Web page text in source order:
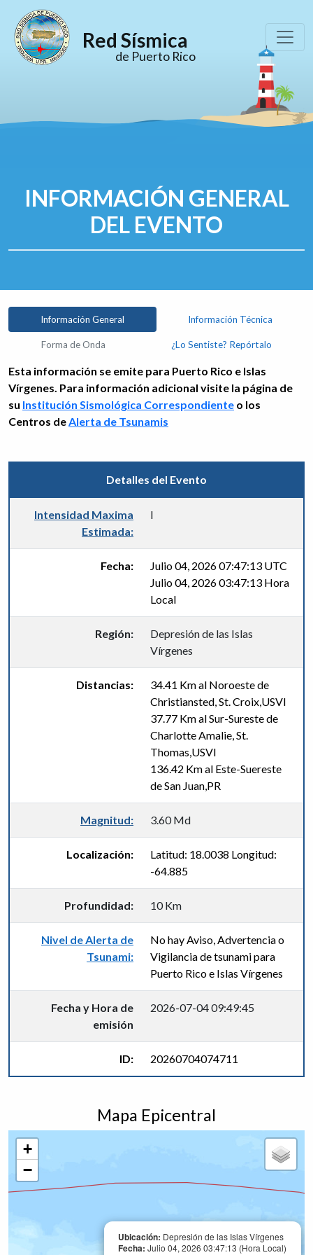
Red Sísmica
de Puerto Rico
INFORMACIÓN GENERAL
DEL EVENTO
Información General Información Técnica
Forma de Onda ¿Lo Sentiste? Repórtalo
Esta información se emite para Puerto Rico e Islas
Vírgenes. Para información adicional visite la página de
su Institución Sismológica Correspondiente o los
Centros deAlerta de Tsunamis
Detalles del Evento
Intensidad Maxima
Estimada:
I
Fecha:
Julio 04, 2026 07:47:13 UTC
Julio 04, 2026 03:47:13 Hora
Local
Región:
Depresión de las Islas
Vírgenes
Distancias:
34.41 Km al Noroeste de
Christiansted, St. Croix,USVI
37.77 Km al Sur-Sureste de
Charlotte Amalie, St.
Thomas,USVI
136.42 Km al Este-Suereste
de San Juan,PR
Magnitud: 3.60 Md
Localización:
Latitud: 18.0038 Longitud:
-64.885
Profundidad: 10 Km
Nivel de Alerta de
Tsunami:
No hay Aviso, Advertencia o
Vigilancia de tsunami para
Puerto Rico e Islas Vírgenes
Fecha y Hora de
emisión
2026-07-04 09:49:45
ID: 20260704074711
Mapa Epicentral
Ubicación: Depresión de las Islas Vírgenes
Fecha: Julio 04, 2026 03:47:13 (Hora Local)
+
−